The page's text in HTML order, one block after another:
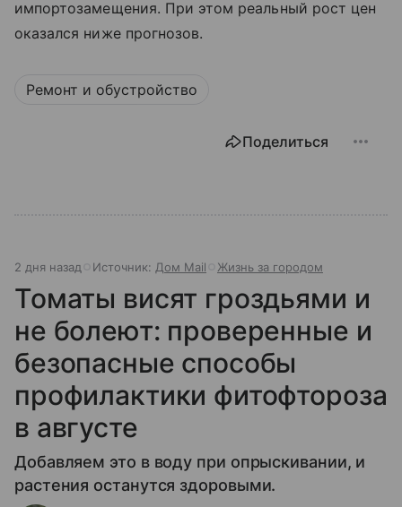
импортозамещения. При этом реальный рост цен
оказался ниже прогнозов.
Ремонт и обустройство
Поделиться
2 дня назад Источник: Дом Mail Жизнь за городом
Томаты висят гроздьями и
не болеют: проверенные и
безопасные способы
профилактики фитофтороза
в августе
Добавляем это в воду при опрыскивании, и
растения останутся здоровыми.